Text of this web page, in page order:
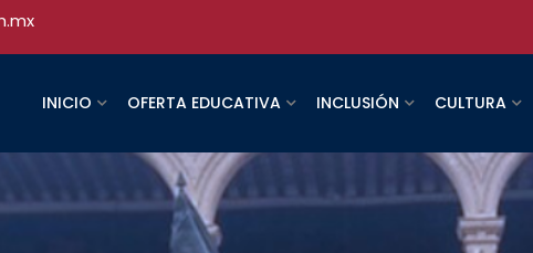
INICIO OFERTA EDUCATIVA INCLUSIÓN CULTURA